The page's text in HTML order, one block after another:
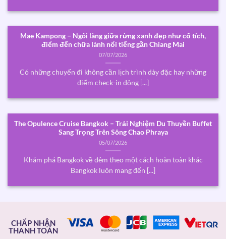
Mae Kampong – Ngôi làng giữa rừng xanh đẹp như cổ tích,
điểm đến chữa lành nổi tiếng gần Chiang Mai
07/07/2026
Có những chuyến đi không cần lịch trình dày đặc hay những
điểm check-in đông [...]
The Opulence Cruise Bangkok – Trải Nghiệm Du Thuyền Buffet
Sang Trọng Trên Sông Chao Phraya
05/07/2026
Khám phá Bangkok về đêm theo một cách hoàn toàn khác
Bangkok luôn mang đến [...]
CHẤP NHẬN
THANH TOÁN